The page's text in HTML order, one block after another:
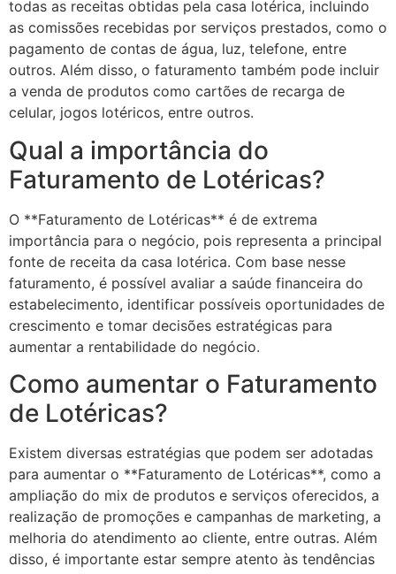
todas as receitas obtidas pela casa lotérica, incluindo
as comissões recebidas por serviços prestados, como o
pagamento de contas de água, luz, telefone, entre
outros. Além disso, o faturamento também pode incluir
a venda de produtos como cartões de recarga de
celular, jogos lotéricos, entre outros.
Qual a importância do
Faturamento de Lotéricas?
O **Faturamento de Lotéricas** é de extrema
importância para o negócio, pois representa a principal
fonte de receita da casa lotérica. Com base nesse
faturamento, é possível avaliar a saúde financeira do
estabelecimento, identificar possíveis oportunidades de
crescimento e tomar decisões estratégicas para
aumentar a rentabilidade do negócio.
Como aumentar o Faturamento
de Lotéricas?
Existem diversas estratégias que podem ser adotadas
para aumentar o **Faturamento de Lotéricas**, como a
ampliação do mix de produtos e serviços oferecidos, a
realização de promoções e campanhas de marketing, a
melhoria do atendimento ao cliente, entre outras. Além
disso, é importante estar sempre atento às tendências